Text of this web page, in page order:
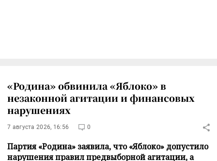
«Родина» обвинила «Яблоко» в
незаконной агитации и финансовых
нарушениях
7 августа 2026, 16:56 0
Партия «Родина» заявила, что «Яблоко» допустило
нарушения правил предвыборной агитации, а